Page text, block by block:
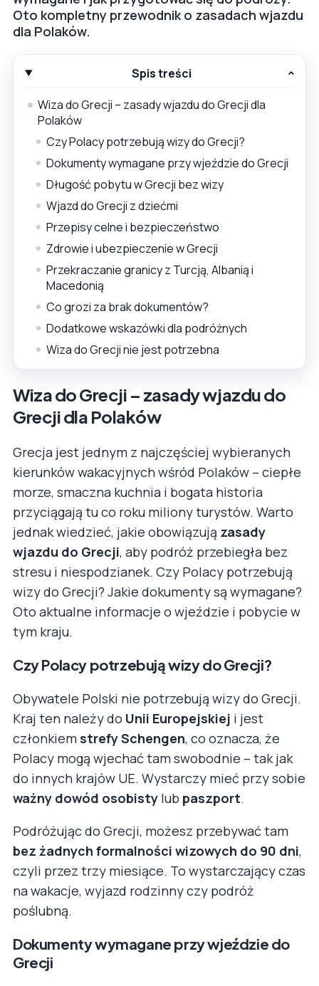
Oto kompletny przewodnik o zasadach wjazdu
dla Polaków.
Spis treści
Wiza do Grecji – zasady wjazdu do Grecji dla
Polaków
Czy Polacy potrzebują wizy do Grecji?
Dokumenty wymagane przy wjeździe do Grecji
Długość pobytu w Grecji bez wizy
Wjazd do Grecji z dziećmi
Przepisy celne i bezpieczeństwo
Zdrowie i ubezpieczenie w Grecji
Przekraczanie granicy z Turcją, Albanią i
Macedonią
Co grozi za brak dokumentów?
Dodatkowe wskazówki dla podróżnych
Wiza do Grecji nie jest potrzebna
Wiza do Grecji – zasady wjazdu do
Grecji dla Polaków
Grecja jest jednym z najczęściej wybieranych
kierunków wakacyjnych wśród Polaków – ciepłe
morze, smaczna kuchnia i bogata historia
przyciągają tu co roku miliony turystów. Warto
jednak wiedzieć, jakie obowiązują zasady
wjazdu do Grecji, aby podróż przebiegła bez
stresu i niespodzianek. Czy Polacy potrzebują
wizy do Grecji? Jakie dokumenty są wymagane?
Oto aktualne informacje o wjeździe i pobycie w
tym kraju.
Czy Polacy potrzebują wizy do Grecji?
Obywatele Polski nie potrzebują wizy do Grecji.
Kraj ten należy do Unii Europejskiej i jest
członkiem strefy Schengen, co oznacza, że
Polacy mogą wjechać tam swobodnie – tak jak
do innych krajów UE. Wystarczy mieć przy sobie
ważny dowód osobisty lub paszport.
Podróżując do Grecji, możesz przebywać tam
bez żadnych formalności wizowych do 90 dni,
czyli przez trzy miesiące. To wystarczający czas
na wakacje, wyjazd rodzinny czy podróż
poślubną.
Dokumenty wymagane przy wjeździe do
Grecji